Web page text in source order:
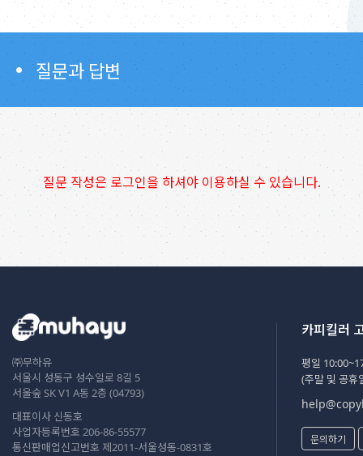
질문과 답변
질문 작성은 로그인을 하셔야 이용하실 수 있습니다.
㈜무하유
서울시 성동구 성수일로 8길 5
서울숲 SK V1 A동 2층 (04793)
대표이사 신동호
사업자등록번호 206-86-55577
통신판매업신고번호 제2011-서울성동-0831호
카피킬러
평일
(주말 및 공휴
문의하기